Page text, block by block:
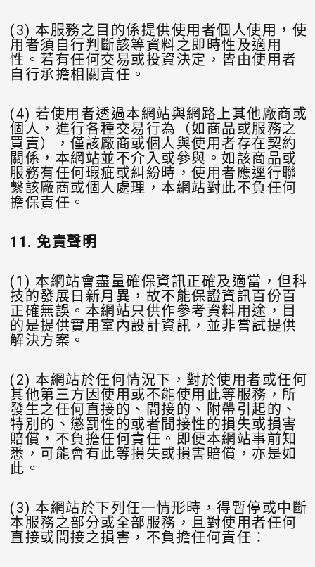
(3) 本服務之目的係提供使用者個人使用，使
用者須自行判斷該等資料之即時性及適用
性。若有任何交易或投資決定，皆由使用者
自行承擔相關責任。
(4) 若使用者透過本網站與網路上其他廠商或
個人，進行各種交易行為（如商品或服務之
買賣），僅該廠商或個人與使用者存在契約
關係，本網站並不介入或參與。如該商品或
服務有任何瑕疵或糾紛時，使用者應逕行聯
繫該廠商或個人處理，本網站對此不負任何
擔保責任。
11.免責聲明
(1) 本網站會盡量確保資訊正確及適當，但科
技的發展日新月異，故不能保證資訊百份百
正確無誤。本網站只供作參考資料用途，目
的是提供實用室內設計資訊，並非嘗試提供
解決方案。
(2) 本網站於任何情況下，對於使用者或任何
其他第三方因使用或不能使用此等服務，所
發生之任何直接的、間接的、附帶引起的、
特別的、懲罰性的或者間接性的損失或損害
賠償，不負擔任何責任。即便本網站事前知
悉，可能會有此等損失或損害賠償，亦是如
此。
(3) 本網站於下列任一情形時，得暫停或中斷
本服務之部分或全部服務，且對使用者任何
直接或間接之損害，不負擔任何責任：